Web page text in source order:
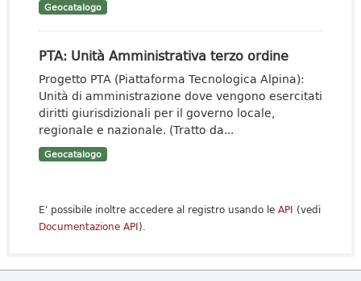
Geocatalogo
PTA: Unità Amministrativa terzo ordine
Progetto PTA (Piattaforma Tecnologica Alpina):
Unità di amministrazione dove vengono esercitati
diritti giurisdizionali per il governo locale,
regionale e nazionale. (Tratto da...
Geocatalogo
E' possibile inoltre accedere al registro usando le API (vedi
Documentazione API).